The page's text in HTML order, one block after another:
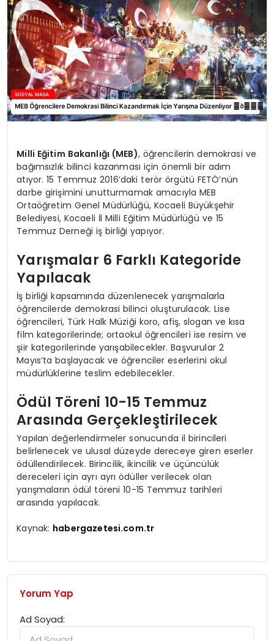
Milli Eğitim Bakanlığı (MEB), öğrencilerin demokrasi ve
bağımsızlık bilinci kazanması için önemli bir adım
atıyor. 15 Temmuz 2016’daki terör örgütü FETÖ’nün
darbe girişimini unutturmamak amacıyla MEB
Ortaöğretim Genel Müdürlüğü, Kocaeli Büyükşehir
Belediyesi, Kocaeli İl Milli Eğitim Müdürlüğü ve 15
Temmuz Derneği iş birliği yapıyor.
Yarışmalar 6 Farklı Kategoride
Yapılacak
İş birliği kapsamında düzenlenecek yarışmalarla
öğrencilerde demokrasi bilinci oluşturulacak. Lise
öğrencileri, Türk Halk Müziği koro, afiş, slogan ve kısa
film kategorilerinde; ortaokul öğrencileri ise resim ve
şiir kategorilerinde yarışabilecekler. Başvurular 2
Mayıs’ta başlayacak ve öğrenciler eserlerini okul
müdürlüklerine teslim edebilecekler.
Ödül Töreni 10-15 Temmuz
Arasında Gerçekleştirilecek
Yapılan değerlendirmeler sonucunda il birincileri
belirlenecek ve ulusal düzeyde dereceye giren eserler
ödüllendirilecek. Birincilik, ikincilik ve üçüncülük
dereceleri için ayrı ayrı ödüller verilecek olan
yarışmaların ödül töreni 10-15 Temmuz tarihleri
arasında yapılacak.
Kaynak: habergazetesi.com.tr
Yorum Yap
Ad Soyad: